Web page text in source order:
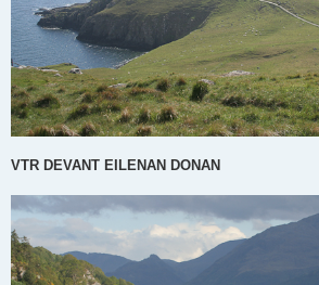
VTR DEVANT EILENAN DONAN